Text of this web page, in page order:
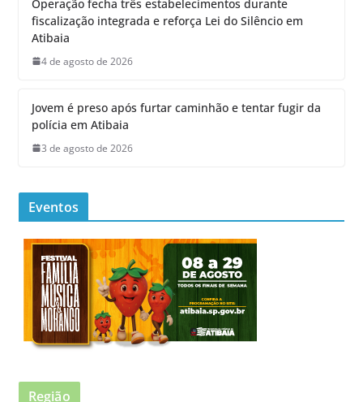
Operação fecha três estabelecimentos durante
fiscalização integrada e reforça Lei do Silêncio em
Atibaia
4 de agosto de 2026
Jovem é preso após furtar caminhão e tentar fugir da
polícia em Atibaia
3 de agosto de 2026
Eventos
Região